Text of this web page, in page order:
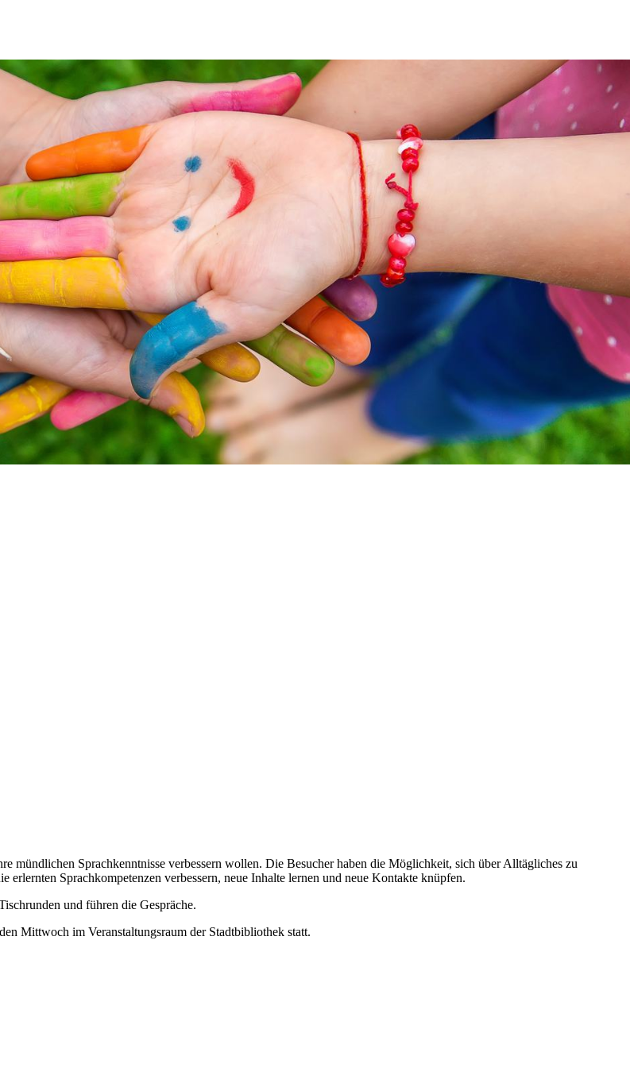
mündlichen Sprachkenntnisse verbessern wollen. Die Besucher haben die Möglichkeit, sich über Alltägliches zu
Sprachkompetenzen verbessern, neue Inhalte lernen und neue Kontakte knüpfen.
und führen die Gespräche.
Mittwoch im Veranstaltungsraum der Stadtbibliothek statt.